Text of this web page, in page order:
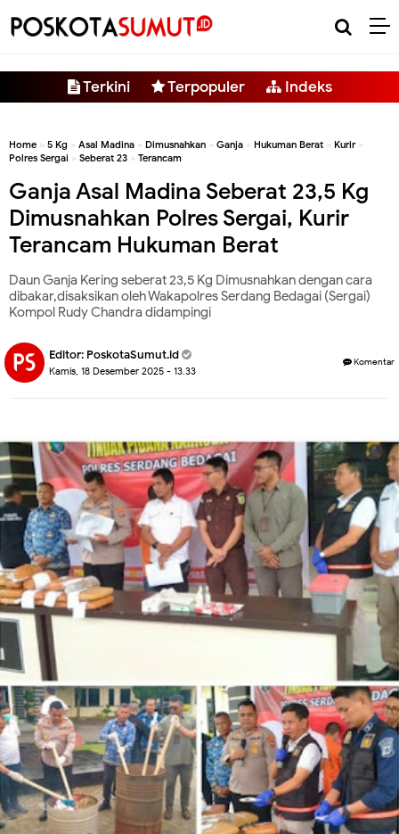
Terkini Terpopuler Indeks
Home » 5 Kg » Asal Madina » Dimusnahkan » Ganja » Hukuman Berat » Kurir»
Polres Sergai » Seberat 23 » Terancam
Ganja Asal Madina Seberat 23,5 Kg
Dimusnahkan Polres Sergai, Kurir
Terancam Hukuman Berat
Daun Ganja Kering seberat 23,5 Kg Dimusnahkan dengan cara
dibakar,disaksikan oleh Wakapolres Serdang Bedagai (Sergai)
Kompol Rudy Chandra didampingi
Editor: PoskotaSumut.id
Kamis, 18 Desember 2025 - 13.33
Komentar